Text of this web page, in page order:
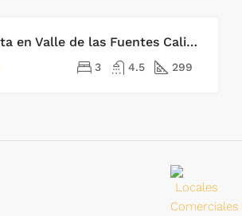
EN VENTA CALIMAYA
Casa en Venta en Valle de las Fuentes Calimaya
3 4.5 299